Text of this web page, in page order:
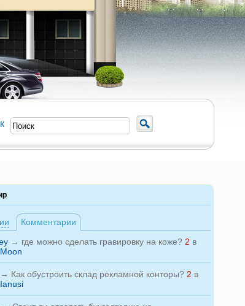
Комментарии
→ где можно сделать гравировку на коже? 2 в
→ Как обустроить склад рекламной конторы? 2 в